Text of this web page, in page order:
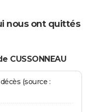
nous ont quittés
CUSSONNEAU
(source :